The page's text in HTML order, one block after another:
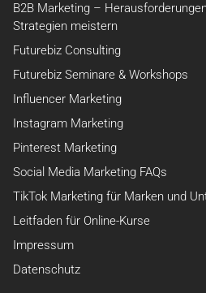
B2B Marketing –
Strategien meistern
Futurebiz Consulting
Futurebiz Seminare & Workshops
Influencer Marketing
Instagram Marketing
Pinterest Marketing
Social Media Marketing FAQs
TikTok Marketing für Marken und
Leitfaden für Online-Kurse
Impressum
Datenschutz